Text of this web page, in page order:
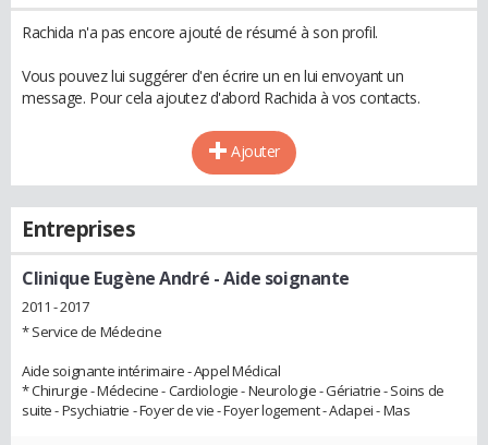
Rachida n'a pas encore ajouté de résumé à son profil.
Vous pouvez lui suggérer d'en écrire un en lui envoyant un
message. Pour cela ajoutez d'abord Rachida à vos contacts.
Ajouter
Entreprises
Clinique Eugène André - Aide soignante
2011 - 2017
* Service de Médecine
Aide soignante intérimaire - Appel Médical
* Chirurgie - Médecine - Cardiologie - Neurologie - Gériatrie - Soins de
suite - Psychiatrie - Foyer de vie - Foyer logement - Adapei - Mas